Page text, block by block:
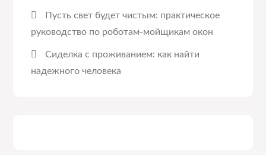
Пусть свет будет чистым: практическое
руководство по роботам-мойщикам окон
Сиделка с проживанием: как найти
надежного человека